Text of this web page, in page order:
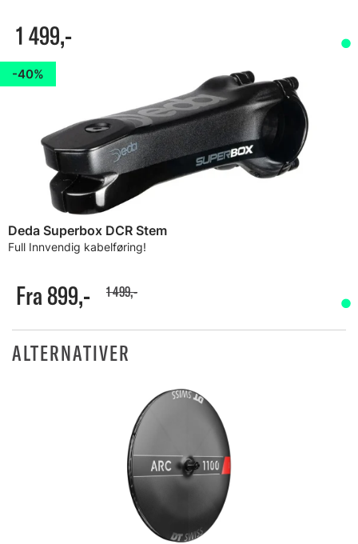
1 499,-
40%
Deda Superbox DCR Stem
Full Innvendig kabelføring!
Fra 899,- 1 499,-
ALTERNATIVER